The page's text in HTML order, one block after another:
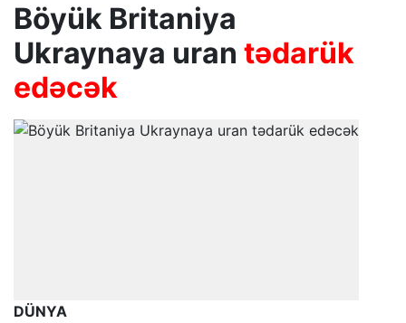
Böyük Britaniya
Ukraynaya uran tədarük
edəcək
DÜNYA